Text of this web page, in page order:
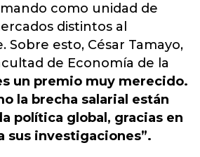
como unidad de
distintos al
Sobre esto, César Tamayo,
de Economía de la
un premio muy merecido.
la brecha salarial están
política global, gracias en
sus investigaciones”.